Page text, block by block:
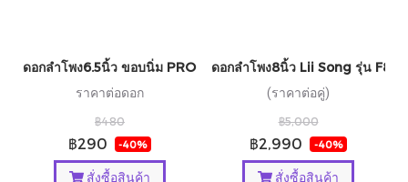
ดอกลำโพง6.5นิ้ว ขอบนิ่ม PROPLUS รุ่น ADventure 6.5x
ราคาต่อดอก
฿480
฿290 -40%
สั่งซื้อสินค้า
ดอกลำโพง8นิ้ว Lii Song รุ่น F8
(ราคาต่อคู่)
฿5,000
฿2,990 -40%
สั่งซื้อสินค้า